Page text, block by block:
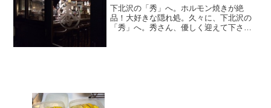
下北沢の「秀」へ。ホルモン焼きが絶
品！大好きな隠れ処。久々に、下北沢の
「秀」へ。秀さん、優しく迎えて下さ